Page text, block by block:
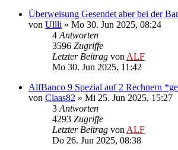
Überweisung Gesendet aber bei der
von Ullli » Mo 30. Jun 2025, 08:24
4 Antworten
3596 Zugriffe
Letzter Beitrag von ALF
Mo 30. Jun 2025, 11:42
AlfBanco 9 Spezial auf 2 Rechnern
von Claas82 » Mi 25. Jun 2025, 15:27
3 Antworten
4293 Zugriffe
Letzter Beitrag von ALF
Do 26. Jun 2025, 08:38